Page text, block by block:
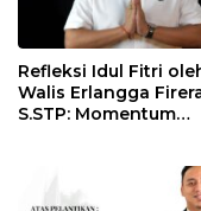
Refleksi Idul Fitri
Walis Erlangga
S.STP: Momentum